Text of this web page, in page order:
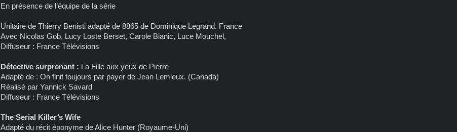
En présence de l’équipe de la série
Unitaire de Thierry Benisti adapté de 8865 de Dominique Legrand. France
Avec Nicolas Gob, Lucy Loste Berset, Carole Bianic, Luce Mouchel,
Diffuseur : France Télévisions
Détective surprenant : La Fille aux yeux de Pierre
Adapté de : On finit toujours par payer de Jean Lemieux. (Canada)
Réalisé par Yannick Savard
Diffuseur : France Télévisions
The Serial Killer’s Wife
Adapté du récit éponyme de Alice Hunter (Royaume-Uni)